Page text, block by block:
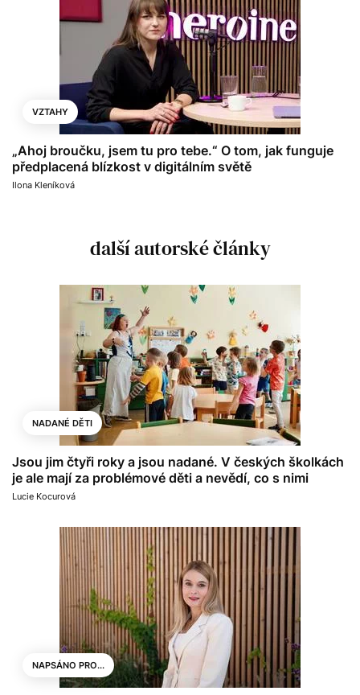
VZTAHY
„Ahoj broučku, jsem tu pro tebe.“ O tom, jak funguje
předplacená blízkost v digitálním světě
Ilona Kleníková
další autorské články
NADANÉ DĚTI
Jsou jim čtyři roky a jsou nadané. V českých školkách
je ale mají za problémové děti a nevědí, co s nimi
Lucie Kocurová
NAPSÁNO PRO...